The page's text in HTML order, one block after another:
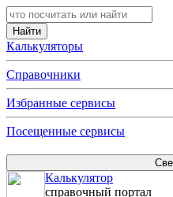
Калькуляторы
Справочники
Избранные сервисы
Посещенные сервисы
Калькулятор
справочный портал